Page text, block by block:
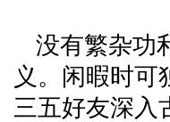
没有繁杂功
义。闲暇时可
三五好友深入